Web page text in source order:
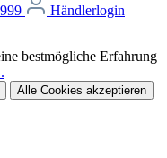
Händlerlogin
bestmögliche Erfahrung
Alle Cookies akzeptieren